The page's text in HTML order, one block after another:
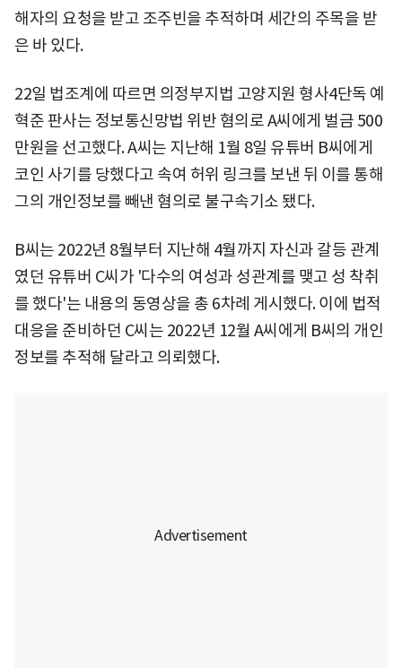
해자의 요청을 받고 조주빈을 추적하며 세간의 주목을 받
은 바 있다.
22일 법조계에 따르면 의정부지법 고양지원 형사4단독 예
혁준 판사는 정보통신망법 위반 혐의로 A씨에게 벌금 500
만원을 선고했다. A씨는 지난해 1월 8일 유튜버 B씨에게
코인 사기를 당했다고 속여 허위 링크를 보낸 뒤 이를 통해
그의 개인정보를 빼낸 혐의로 불구속기소 됐다.
B씨는 2022년 8월부터 지난해 4월까지 자신과 갈등 관계
였던 유튜버 C씨가 '다수의 여성과 성관계를 맺고 성 착취
를 했다'는 내용의 동영상을 총 6차례 게시했다. 이에 법적
대응을 준비하던 C씨는 2022년 12월 A씨에게 B씨의 개인
정보를 추적해 달라고 의뢰했다.